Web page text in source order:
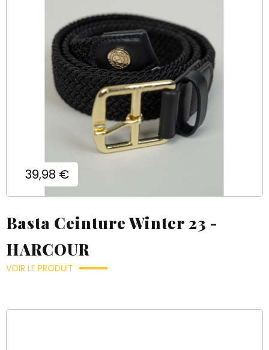
Prix
39,98 €
Basta Ceinture Winter 23 -
HARCOUR
VOIR LE PRODUIT